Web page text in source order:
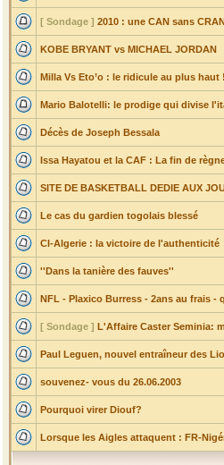
[ Sondage ] 2010 : une CAN sans
KOBE BRYANT vs MICHAEL JORDAN
Milla Vs Eto’o : le ridicule au plus haut
Mario Balotelli: le prodige qui divise
Décès de Joseph Bessala
Issa Hayatou et la CAF : La fin de
SITE DE BASKETBALL DEDIE AUX
Le cas du gardien togolais blessé
CI-Algerie : la victoire de l'authenticité
''Dans la tanière des fauves''
NFL - Plaxico Burress - 2ans au frais -
[ Sondage ] L'Affaire Caster Seminia:
Paul Leguen, nouvel entraîneur des
souvenez- vous du 26.06.2003
Pourquoi virer Diouf?
Lorsque les Aigles attaquent : FR-